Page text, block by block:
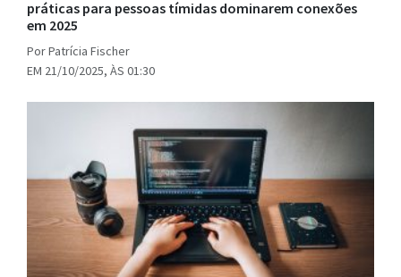
práticas para pessoas tímidas dominarem conexões
em 2025
Por Patrícia Fischer
EM 21/10/2025, ÀS 01:30